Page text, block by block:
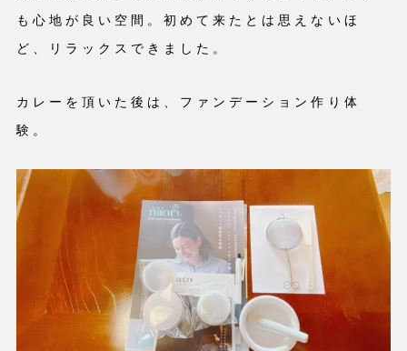
も心地が良い空間。初めて来たとは思えないほ
ど、リラックスできました。
カレーを頂いた後は、ファンデーション作り体
験。